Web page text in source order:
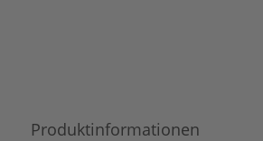
Produktinformationen